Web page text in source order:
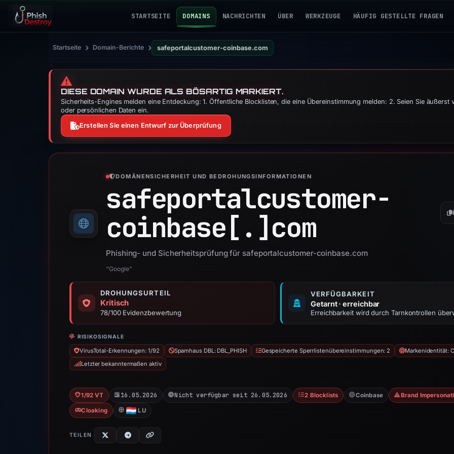
STARTSEITE DOMAINS NACHRICHTEN ÜBER WERKZEUGE HÄUFIG GESTELLTE FRAGEN
Startseite › Domain-Berichte › safeportalcustomer-coinbase.com
⚠️
DIESE DOMAIN WURDE ALS BÖSARTIG MARKIERT.
Sicherheits-Engines melden eine Entdeckung: 1. Öffentliche Blocklisten, die eine Übereinstimmung melden: 2. Seien Sie
oder persönlichen Daten ein.
Erstellen Sie einen Entwurf zur Überprüfung
DOMÄNENSICHERHEIT UND BEDROHUNGSINFORMATIONEN
safeportalcustomer-
coinbase[.]com
Phishing- und Sicherheitsprüfung für safeportalcustomer-coinbase.com
“Google”
DROHUNGSURTEIL
Kritisch
78/100 Evidenzbewertung
VERFÜGBARKEIT
Getarnt · erreichbar
Erreichbarkeit wird durch Tarnkontrollen
RISIKOSIGNALE
VirusTotal-Erkennungen: 1/92 Spamhaus DBL: DBL_PHISH Gespeicherte Sperrlistenübereinstimmungen: 2
Markenidentität:
Letzter bekanntermaßen aktiv
1/92 VT 16.05.2026 Nicht verfügbar seit 26.05.2026 2 Blocklists Coinbase Brand
Cloaking LU
TEILEN